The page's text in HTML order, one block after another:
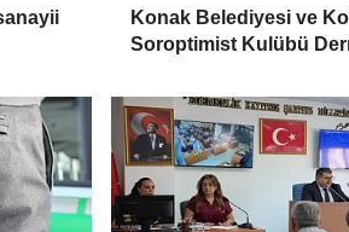
Konak Belediyesi ve
Soroptimist Kulübü